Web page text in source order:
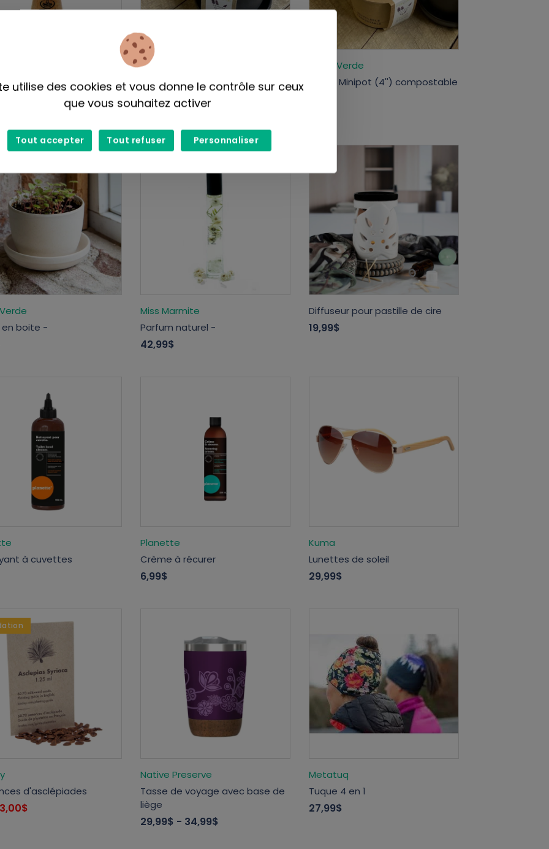
de rasage en poils
Mano Verde
Jardin Minipot (3'') en fibres
Mano Verde
Jardin Minipot (4'') compostable
en boite -
Miss Marmite
Parfum naturel -
42,99$
Diffuseur pour pastille de cire
19,99$
à cuvettes
Planette
Crème à récurer
6,99$
Kuma
Lunettes de soleil
29,99$
d'asclépiades
3,00$
Native Preserve
Tasse de voyage avec base de
liège
29,99$ - 34,99$
Metatuq
Tuque 4 en 1
27,99$
utilise des cookies et vous donne le contrôle sur ceux
que vous souhaitez activer
Tout accepter Tout refuser Personnaliser